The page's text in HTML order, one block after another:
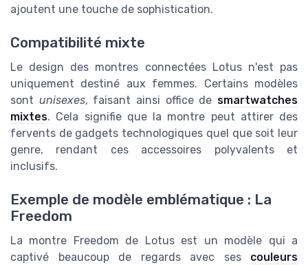
ajoutent une touche de sophistication.
Compatibilité mixte
Le design des montres connectées Lotus n'est pas
uniquement destiné aux femmes. Certains modèles
sont unisexes, faisant ainsi office de smartwatches
mixtes. Cela signifie que la montre peut attirer des
fervents de gadgets technologiques quel que soit leur
genre, rendant ces accessoires polyvalents et
inclusifs.
Exemple de modèle emblématique : La
Freedom
La montre Freedom de Lotus est un modèle qui a
captivé beaucoup de regards avec ses couleurs